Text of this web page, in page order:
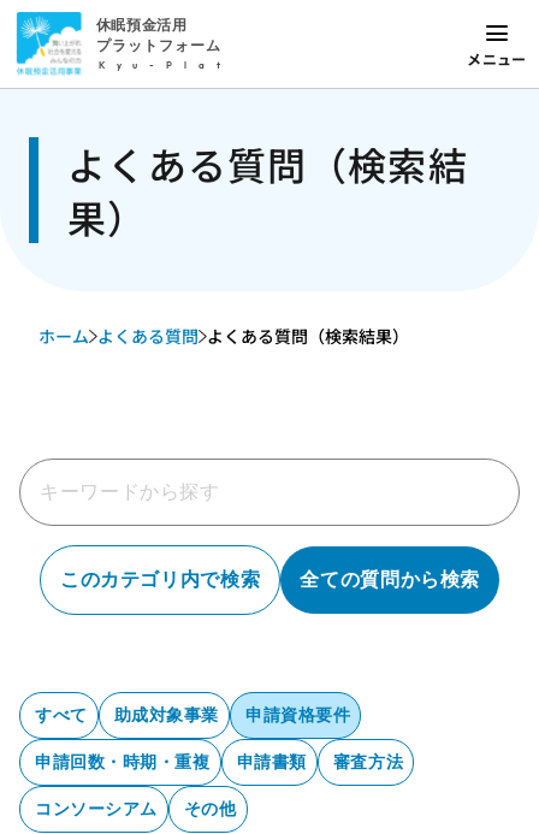
休眠預金活用
プラットフォーム
Kyu-Plat メニュー
よくある質問（検索結
果）
ホーム よくある質問 よくある質問（検索結果）
このカテゴリ内で検索 全ての質問から検索
すべて 助成対象事業 申請資格要件
申請回数・時期・重複 申請書類 審査方法
コンソーシアム その他